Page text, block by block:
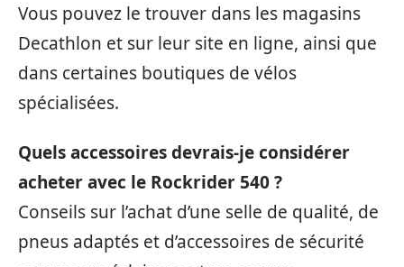
Vous pouvez le trouver dans les magasins
Decathlon et sur leur site en ligne, ainsi que
dans certaines boutiques de vélos
spécialisées.
Quels accessoires devrais-je considérer
acheter avec le Rockrider 540 ?
Conseils sur l’achat d’une selle de qualité, de
pneus adaptés et d’accessoires de sécurité